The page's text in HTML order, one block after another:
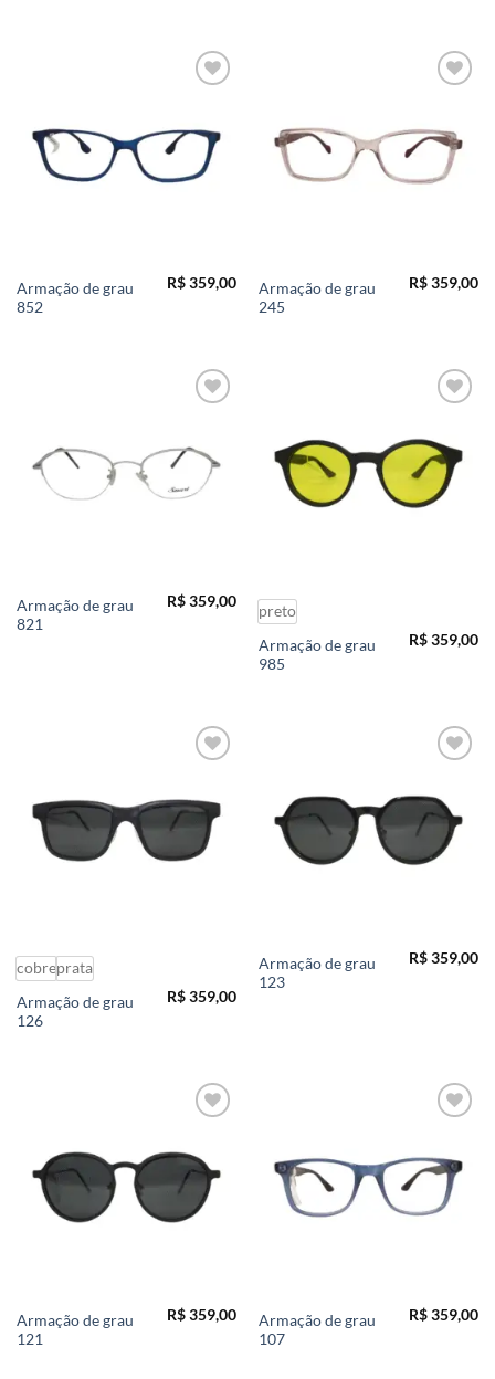
Armação de grau
852
R$359,00
Armação de grau
245
R$359,00
Armação de grau
821
R$359,00
preto
Armação de grau
985
R$359,00
cobreprata
Armação de grau
126
R$359,00
Armação de grau
123
R$359,00
Armação de grau
121
R$359,00
Armação de grau
107
R$359,00